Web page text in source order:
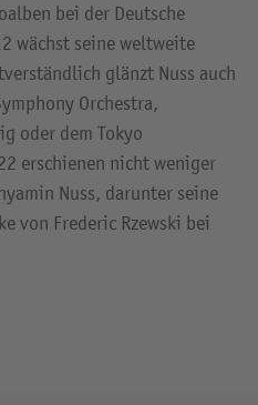
bei der Deutsche
wächst seine weltweite
glänzt Nuss auch
Orchestra,
oder dem Tokyo
erschienen nicht weniger
Nuss, darunter seine
von Frederic Rzewski bei